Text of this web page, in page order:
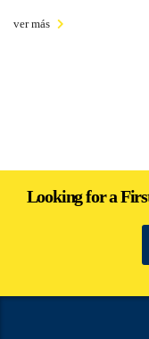
ver más
Looking for a